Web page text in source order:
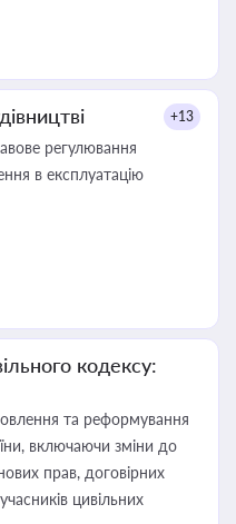
+13
регулювання
в експлуатацію
кодексу:
та реформування
включаючи зміни до
прав, договірних
цивільних